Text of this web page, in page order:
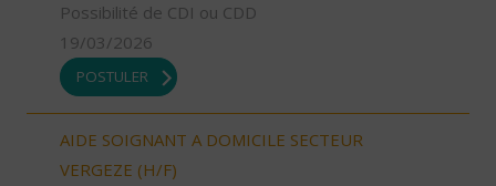
Possibilité de CDI ou CDD
19/03/2026
POSTULER
AIDE SOIGNANT A DOMICILE SECTEUR
VERGEZE (H/F)